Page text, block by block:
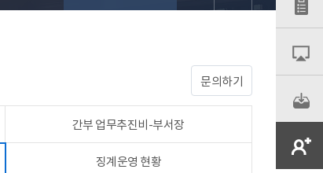
문의하기
간부 업무추진비-부서장
징계운영 현황